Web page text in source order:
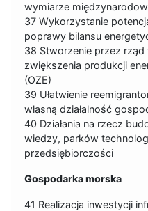
wymiarze
37 Wykorzystanie
poprawy bilansu
38 Stworzenie przez
zwiększenia produkcji
(OZE)
39 Ułatwienie
własną działalność
40 Działania na rzecz
wiedzy, parków
przedsiębiorczości
Gospodarka morska
41 Realizacja inwestycji